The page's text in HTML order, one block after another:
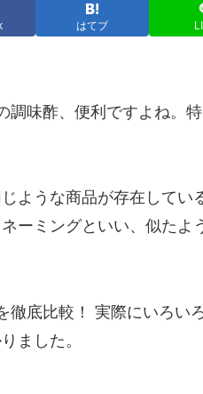
はてブ
調味酢、便利ですよね。
じような商品が存在して
ネーミングといい、似た
徹底比較！ 実際にいろい
ました。